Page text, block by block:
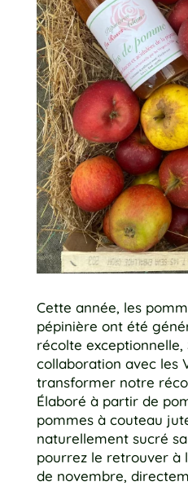
Cette année, les
pépinière ont été
récolte exceptionnelle,
collaboration avec les
transformer notre
Élaboré à partir de
pommes à couteau
naturellement sucré
pourrez le retrouver à
de novembre,